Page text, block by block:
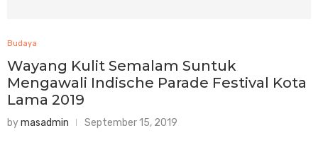
Budaya
Wayang Kulit Semalam Suntuk
Mengawali Indische Parade Festival Kota
Lama 2019
bymasadmin September 15, 2019